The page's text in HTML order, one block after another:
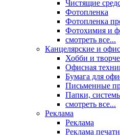
Чистящие
Фотопленка
Фотопленка
Фотохимия и
смотреть все...
Канцелярские и
Хобби и
Офисная
Бумага для
Письменные
Папки,
смотреть все...
Реклама
Реклама
Реклама